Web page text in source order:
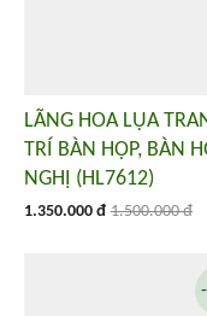
LÃNG HOA LỤA
TRÍ BÀN HỌP, BÀN
NGHỊ (HL7612)
1.350.000 đ 1.500.000 đ